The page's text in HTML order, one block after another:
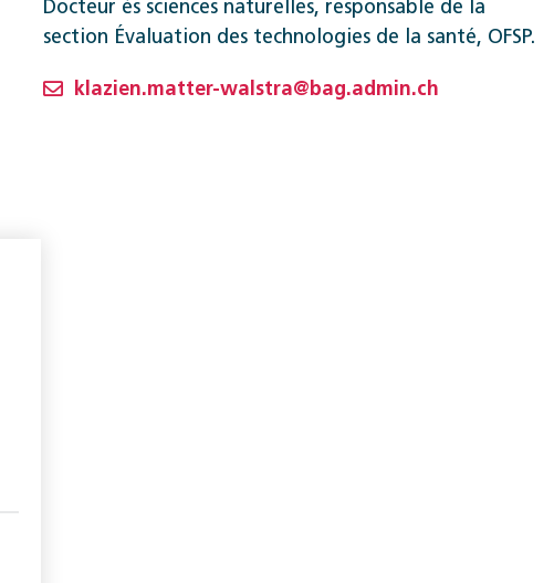
Docteur ès sciences naturelles, responsable de la
section Évaluation des technologies de la santé, OFSP.
klazien.matter-walstra@bag.admin.ch